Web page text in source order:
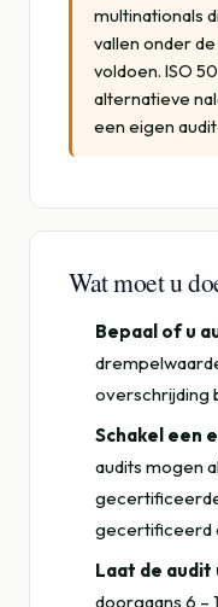
multinationals
vallen onder
voldoen. ISO
alternatieve
een eigen
Wat moet u
Bepaal of u
overschrijding
Schakel een
audits mogen
gecertificeerd
Laat de
doorgaans 6 –